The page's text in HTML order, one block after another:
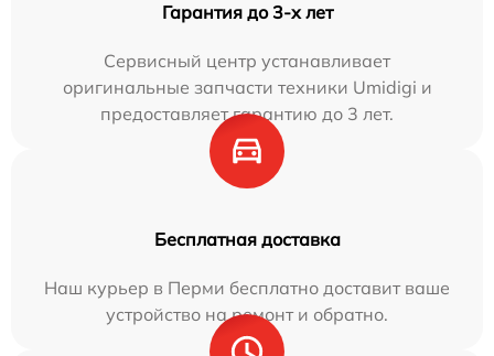
Гарантия до 3-х лет
Сервисный центр устанавливает
оригинальные запчасти техники Umidigi и
предоставляет гарантию до 3 лет.
Бесплатная доставка
Наш курьер в Перми бесплатно доставит ваше
устройство на ремонт и обратно.